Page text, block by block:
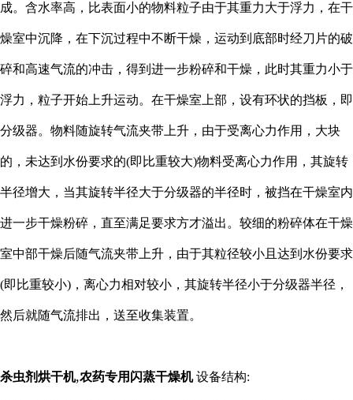
成。含水率高，比表面小的物料粒子由于其重力大于浮力，在干
燥室中沉降，在下沉过程中不断干燥，运动到底部时经刀片的破
碎和高速气流的冲击，得到进一步粉碎和干燥，此时其重力小于
浮力，粒子开始上升运动。在干燥室上部，设有环状的挡板，即
分级器。物料随旋转气流夹带上升，由于受离心力作用，大块
的，未达到水份要求的(即比重较大)物料受离心力作用，其旋转
半径增大，当其旋转半径大于分级器的半径时，被挡在干燥室内
进一步干燥粉碎，直至满足要求方才溢出。较细的粉碎体在干燥
室中部干燥后随气流夹带上升，由于其粒径较小且达到水份要求
(即比重较小)，离心力相对较小，其旋转半径小于分级器半径，
然后就随气流排出，送至收集装置。
杀虫剂烘干机,农药专用闪蒸干燥机设备结构: